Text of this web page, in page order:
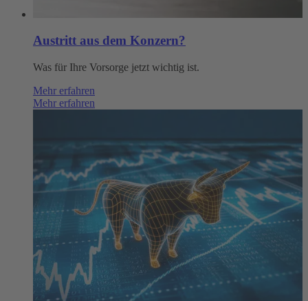
Austritt aus dem Konzern?
Was für Ihre Vorsorge jetzt wichtig ist.
Mehr erfahren
Mehr erfahren